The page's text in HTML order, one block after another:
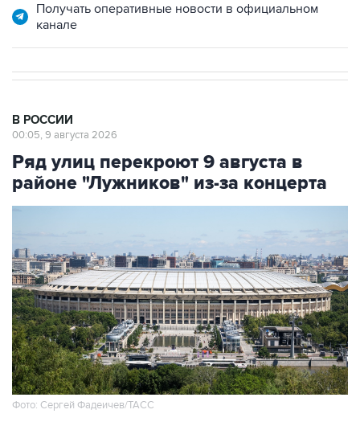
Получать оперативные новости в официальном
канале
В РОССИИ
00:05, 9 августа 2026
Ряд улиц перекроют 9 августа в
районе "Лужников" из-за концерта
Фото: Сергей Фадеичев/ТАСС